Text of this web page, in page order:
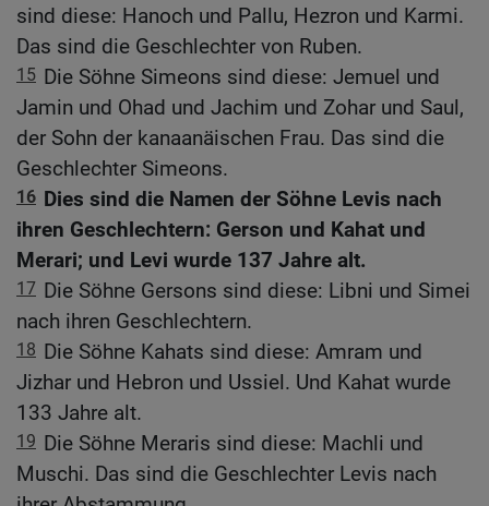
sind diese: Hanoch und Pallu, Hezron und Karmi.
Das sind die Geschlechter von Ruben.
15 Die Söhne Simeons sind diese: Jemuel und
Jamin und Ohad und Jachim und Zohar und Saul,
der Sohn der kanaanäischen Frau. Das sind die
Geschlechter Simeons.
16 Dies sind die Namen der Söhne Levis nach
ihren Geschlechtern: Gerson und Kahat und
Merari; und Levi wurde 137 Jahre alt.
17 Die Söhne Gersons sind diese: Libni und Simei
nach ihren Geschlechtern.
18 Die Söhne Kahats sind diese: Amram und
Jizhar und Hebron und Ussiel. Und Kahat wurde
133 Jahre alt.
19 Die Söhne Meraris sind diese: Machli und
Muschi. Das sind die Geschlechter Levis nach